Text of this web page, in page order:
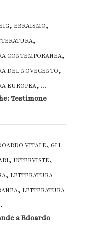
, EBRAISMO,
,
CONTEMPORANEA,
DEL NOVECENTO,
EUROPEA, ...
Testimone
VITALE, GLI
, INTERVISTE,
, LETTERATURA
, LETTERATURA
a Edoardo